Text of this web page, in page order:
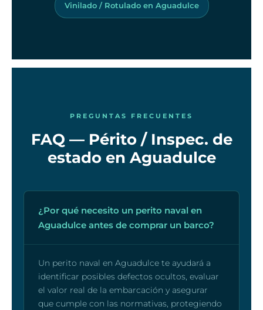
Vinilado / Rotulado en Aguadulce
PREGUNTAS FRECUENTES
FAQ — Périto / Inspec. de
estado en Aguadulce
¿Por qué necesito un perito naval en
Aguadulce antes de comprar un barco?
Un perito naval en Aguadulce te ayudará a
identificar posibles defectos ocultos, evaluar
el valor real de la embarcación y asegurar
que cumple con las normativas, protegiendo